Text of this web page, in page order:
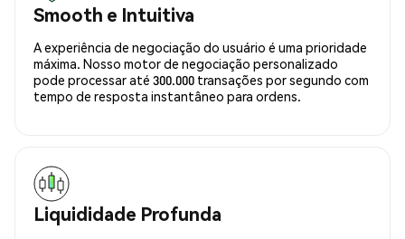
Smooth e Intuitiva
A experiência de negociação do usuário é uma prioridade
máxima. Nosso motor de negociação personalizado
pode processar até 300.000 transações por segundo com
tempo de resposta instantâneo para ordens.
Liquididade Profunda